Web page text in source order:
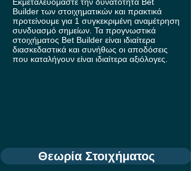
Builder των στοιχηματικών και πρακτικά
προτείνουμε για 1 συγκεκριμένη αναμέτρηση
συνδυασμό σημείων. Τα προγνωστικά
στοιχήματος Bet Builder είναι ιδιαίτερα
διασκεδαστικά και συνήθως οι αποδόσεις
που καταλήγουν είναι ιδιαίτερα αξιόλογες.
Θεωρία Στοιχήματος